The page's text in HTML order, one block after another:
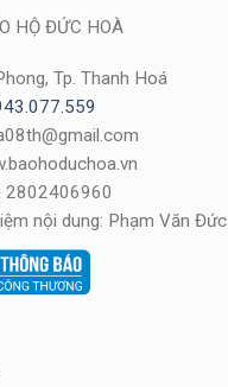
HỘ ĐỨC HOÀ
Tp. Thanh Hoá
2802406960
nội dung: Phạm Văn Đức